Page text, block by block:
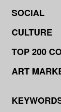
SOCIAL
CULTURE
TOP 200
ART